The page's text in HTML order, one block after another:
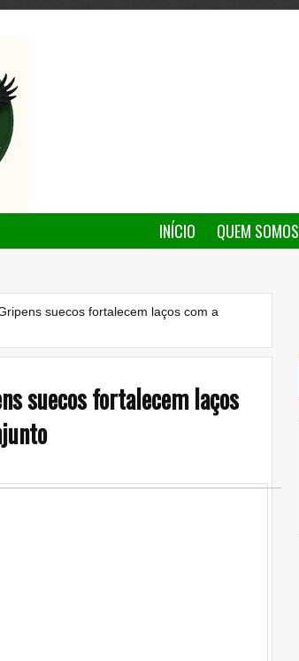
INÍCIO QUEM SOMOS
suecos fortalecem laços com a
suecos fortalecem laços